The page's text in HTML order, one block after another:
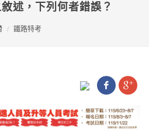
述，下列何者錯誤？
鐵路特考